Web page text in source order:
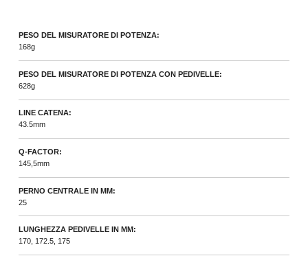
PESO DEL MISURATORE DI POTENZA:
168g
PESO DEL MISURATORE DI POTENZA CON PEDIVELLE:
628g
LINE CATENA:
43.5mm
Q-FACTOR:
145,5mm
PERNO CENTRALE IN MM:
25
LUNGHEZZA PEDIVELLE IN MM:
170, 172.5, 175